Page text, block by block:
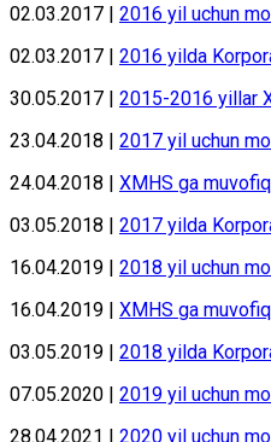
02.03.2017 | 2016 yil uchun
02.03.2017 | 2016 yilda
30.05.2017 | 2015-2016 yillar
23.04.2018 | 2017 yil uchun
24.04.2018 | XMHS gа
03.05.2018 | 2017 yilda
16.04.2019 | 2018 yil uchun
16.04.2019 | XMHS gа
03.05.2019 | 2018 yilda
07.05.2020 | 2019 yil uchun
28.04.2021 | 2020 yil uchun